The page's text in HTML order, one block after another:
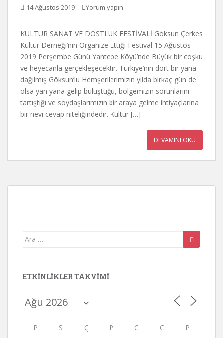
14 Ağustos 2019 Yorum yapın
KÜLTÜR SANAT VE DOSTLUK FESTİVALİ Göksun Çerkes
Kültür Derneği’nin Organize Ettiği Festival 15 Ağustos
2019 Perşembe Günü Yantepe Köyü’nde Büyük bir coşku
ve heyecanla gerçekleşecektir. Türkiye’nin dört bir yana
dağılmış Göksun’lu Hemşerilerimizin yılda birkaç gün de
olsa yan yana gelip buluştuğu, bölgemizin sorunlarını
tartıştığı ve soydaşlarımızın bir araya gelme ihtiyaçlarına
bir nevi cevap niteliğindedir. Kültür […]
DEVAMINI OKU
Arama
ETKINLIKLER TAKVIMI
P S Ç P C C P